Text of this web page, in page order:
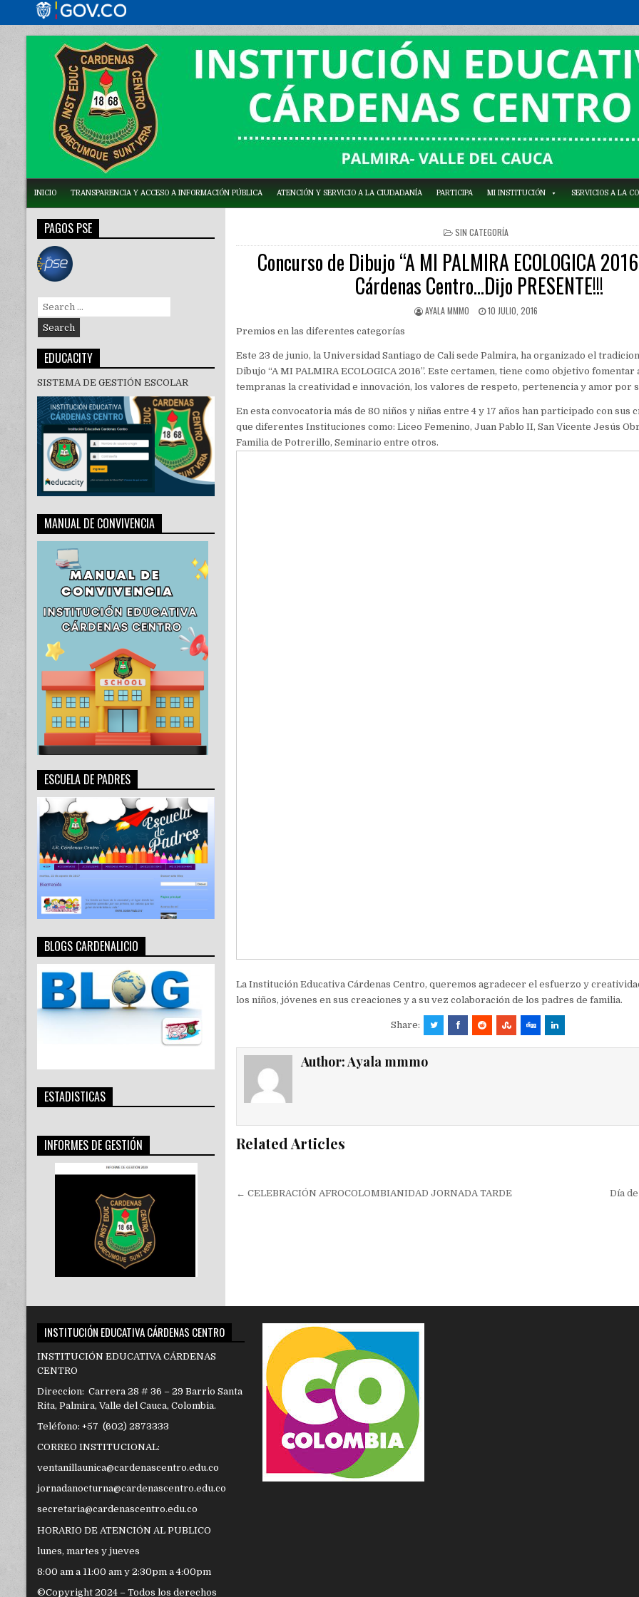
INICIO TRANSPARENCIA Y ACCESO A INFORMACIÓN PÚBLICA ATENCIÓN Y SERVICIO A LA CIUDADANÍA PARTICIPA MI INSTITUCIÓN SERVICIOS A LA
POSTED
IN
SIN CATEGORÍA
Concurso de Dibujo “A MI PALMIRA ECOLOGICA
Cárdenas Centro…Dijo PRESENTE!!!
AYALA MMMO 10 JULIO, 2016
Premios en las diferentes categorías
Este 23 de junio, la Universidad Santiago de Cali sede Palmira, ha organizado el
Dibujo “A MI PALMIRA ECOLOGICA 2016”. Este certamen, tiene como objetivo fomentar
tempranas la creatividad e innovación, los valores de respeto, pertenencia y amor por
En esta convocatoria más de 80 niños y niñas entre 4 y 17 años han participado con sus
que diferentes Instituciones como: Liceo Femenino, Juan Pablo II, San Vicente Jesús
Familia de Potrerillo, Seminario entre otros.
La Institución Educativa Cárdenas Centro, queremos agradecer el esfuerzo y
los niños, jóvenes en sus creaciones y a su vez colaboración de los padres de familia.
Share:
Author:Ayala mmmo
Related Articles
Navegación
← CELEBRACIÓN AFROCOLOMBIANIDAD JORNADA TARDE Día
PAGOS PSE
Search
for:
EDUCACITY
SISTEMA DE GESTIÓN ESCOLAR
MANUAL DE CONVIVENCIA
ESCUELA DE PADRES
BLOGS CARDENALICIO
ESTADISTICAS
INFORMES DE GESTIÓN
INSTITUCIÓN EDUCATIVA CÁRDENAS CENTRO
INSTITUCIÓN EDUCATIVA CÁRDENAS
CENTRO
Direccion: Carrera 28 # 36 – 29 Barrio Santa
Rita, Palmira, Valle del Cauca, Colombia.
Teléfono: +57 (602) 2873333
CORREO INSTITUCIONAL:
ventanillaunica@cardenascentro.edu.co
jornadanocturna@cardenascentro.edu.co
secretaria@cardenascentro.edu.co
HORARIO DE ATENCIÓN AL PUBLICO
lunes, martes y jueves
8:00 am a 11:00 am y 2:30pm a 4:00pm
©Copyright 2024 – Todos los derechos